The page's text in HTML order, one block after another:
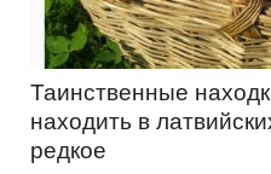
Таинственные
находить в
редкое